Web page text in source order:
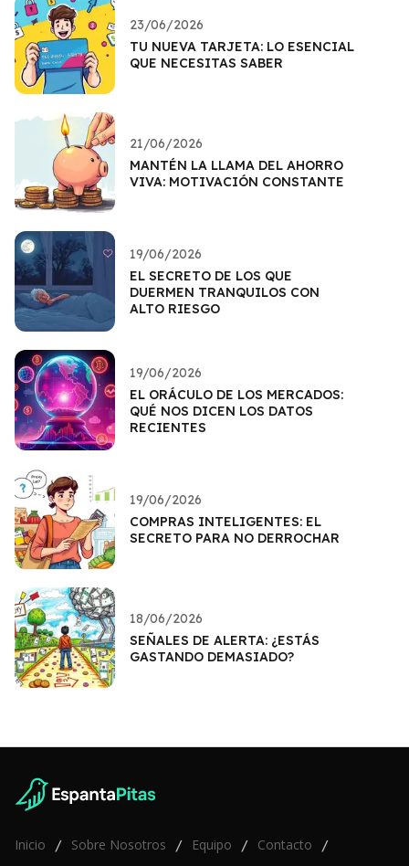
23/06/2026
TU NUEVA TARJETA: LO ESENCIAL
QUE NECESITAS SABER
21/06/2026
MANTÉN LA LLAMA DEL AHORRO
VIVA: MOTIVACIÓN CONSTANTE
19/06/2026
EL SECRETO DE LOS QUE
DUERMEN TRANQUILOS CON
ALTO RIESGO
19/06/2026
EL ORÁCULO DE LOS MERCADOS:
QUÉ NOS DICEN LOS DATOS
RECIENTES
19/06/2026
COMPRAS INTELIGENTES: EL
SECRETO PARA NO DERROCHAR
18/06/2026
SEÑALES DE ALERTA: ¿ESTÁS
GASTANDO DEMASIADO?
Inicio / Sobre Nosotros / Equipo / Contacto /